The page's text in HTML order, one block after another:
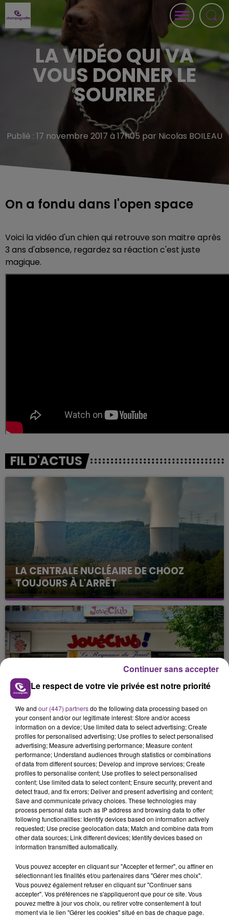
LA VIDÉO QUI VA
VOUS DONNER LE
SOURIRE
Publié : 17 novembre 2017 à 17h05 par Nicolas BOILEAU
On a fondu dans l'open space
Voici la vidéo d'un chien qui retrouve son maitre après
3 ans d'absence, regardez sa réaction c'est juste
magique.
FIL D'ACTUS
LA CENTRALE NUCLÉAIRE DE CHOOZ
TOUJOURS À L'ARRÊT
Cela fait déjà une semaine que la centrale
nucléaire ardennaise est à l'arrêt. Une situation
justifiée par la sécheresse intense qui est toujours
présente.
LE MAGASIN JOUÉCLUB DE REIMS FERME
SES PORTES
C'était l'une des institutions du centre-ville
rémois. Le magasin JouéClub est contraint de
fermer ses portes.
TITRES DIFFUSÉS
4h12
4h12
AMBRE
J'me Demande
4h08
4h08
JASON MRAZ
I'm Yours
Le respect de votre vie privée est notre priorité
We and our (447) partnersdo the following data processing based on
your consent and/or our legitimate interest: Store and/or access
information on a device; Use limited data to select advertising; Create
profiles for personalised advertising; Use profiles to select personalised
advertising; Measure advertising performance; Measure content
performance; Understand audiences through statistics or combinations
of data from different sources; Develop and improve services; Create
profiles to personalise content; Use profiles to select personalised
content; Use limited data to select content; Ensure security, prevent and
detect fraud, and fix errors; Deliver and present advertising and content;
Save and communicate privacy choices. These technologies may
process personal data such as IP address and browsing data to offer
following functionalities: Identify devices based on information actively
requested; Use precise geolocation data; Match and combine data from
other data sources; Link different devices; Identify devices based on
information transmitted automatically.
Vous pouvez accepter en cliquant sur "Accepter et fermer", ou affiner en
sélectionnant les finalités et/ou partenaires dans "Gérer mes choix".
Vous pouvez également refuser en cliquant sur "Continuer sans
accepter". Vos préférences ne s'appliqueront que pour ce site. Vous
pouvez mettre à jour vos choix, ou retirer votre consentement à tout
moment via le lien "Gérer les cookies" situé en bas de chaque page.
Continuer sans accepter